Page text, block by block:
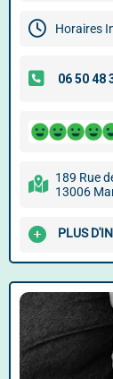
Horaires
189 Rue
13006
PLUS